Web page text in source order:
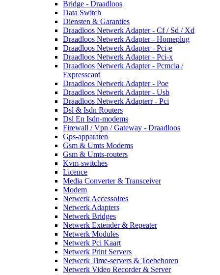
Bridge - Draadloos
Data Switch
Diensten & Garanties
Draadloos Netwerk Adapter - Cf / Sd / Xd
Draadloos Netwerk Adapter - Homeplug
Draadloos Netwerk Adapter - Pci-e
Draadloos Netwerk Adapter - Pci-x
Draadloos Netwerk Adapter - Pcmcia /
Expresscard
Draadloos Netwerk Adapter - Poe
Draadloos Netwerk Adapter - Usb
Draadloos Netwerk Adapterr - Pci
Dsl & Isdn Routers
Dsl En Isdn-modems
Firewall / Vpn / Gateway - Draadloos
Gps-apparaten
Gsm & Umts Modems
Gsm & Umts-routers
Kvm-switches
Licence
Media Converter & Transceiver
Modem
Netwerk Accessoires
Netwerk Adapters
Netwerk Bridges
Netwerk Extender & Repeater
Netwerk Modules
Netwerk Pci Kaart
Netwerk Print Servers
Netwerk Time-servers & Toebehoren
Netwerk Video Recorder & Server